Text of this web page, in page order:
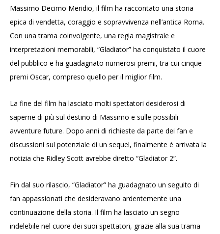
Massimo Decimo Meridio, il film ha raccontato una storia
epica di vendetta, coraggio e sopravvivenza nell’antica Roma.
Con una trama coinvolgente, una regia magistrale e
interpretazioni memorabili, “Gladiator” ha conquistato il cuore
del pubblico e ha guadagnato numerosi premi, tra cui cinque
premi Oscar, compreso quello per il miglior film.
La fine del film ha lasciato molti spettatori desiderosi di
saperne di più sul destino di Massimo e sulle possibili
avventure future. Dopo anni di richieste da parte dei fan e
discussioni sul potenziale di un sequel, finalmente è arrivata la
notizia che Ridley Scott avrebbe diretto “Gladiator 2”.
Fin dal suo rilascio, “Gladiator” ha guadagnato un seguito di
fan appassionati che desideravano ardentemente una
continuazione della storia. Il film ha lasciato un segno
indelebile nel cuore dei suoi spettatori, grazie alla sua trama